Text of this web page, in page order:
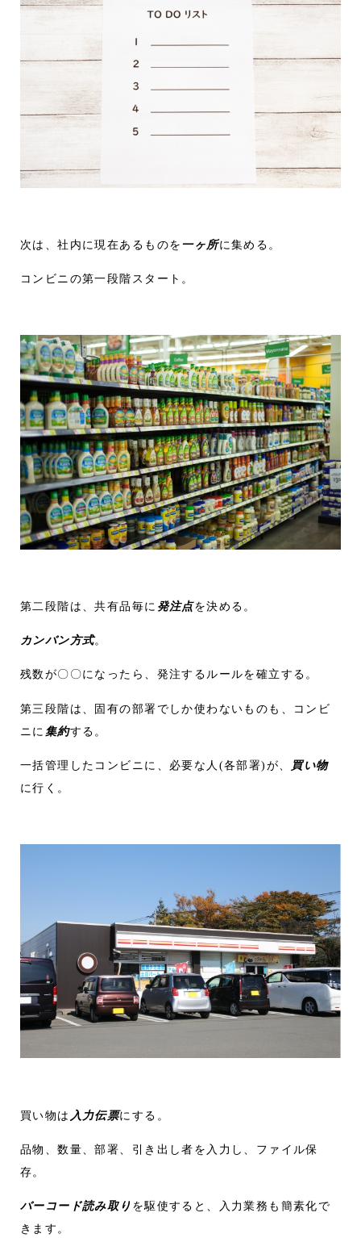
次は、社内に現在あるものを 一ヶ所に集める。
コンビニの第一段階スタート。
第二段階は、共有品毎に 発注点を決める。
カンバン方式。
残数が〇〇になったら、発注するルールを確立する。
第三段階は、固有の部署でしか使わないものも、コンビ
ニに 集約する。
一括管理したコンビニに、必要な人(各部署)が、
買い物
に行く。
買い物は 入力伝票にする。
品物、数量、部署、引き出し者を入力し、ファイル保
存。
バーコード読み取りを駆使すると、入力業務も簡素化で
きます。